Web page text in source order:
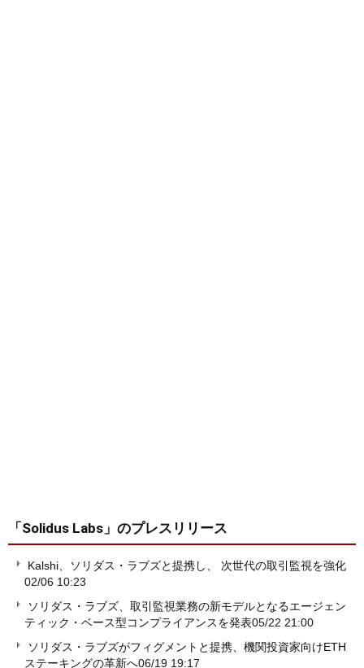
「Solidus Labs」 のプレスリリース
Kalshi、ソリダス・ラブズと提携し、 次世代の取引監視を強化
02/06 10:23
ソリダス・ラブズ、取引監視業務の新モデルとなるエージェン
ティック・ベース型コンプライアンスを発表05/22 21:00
ソリダス・ラブズがフィグメントと提携、機関投資家向けETH
ステーキングの革新へ06/19 19:17